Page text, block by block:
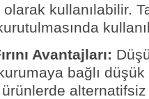
olarak kullanılabilir.
Avantajları:
bağlı